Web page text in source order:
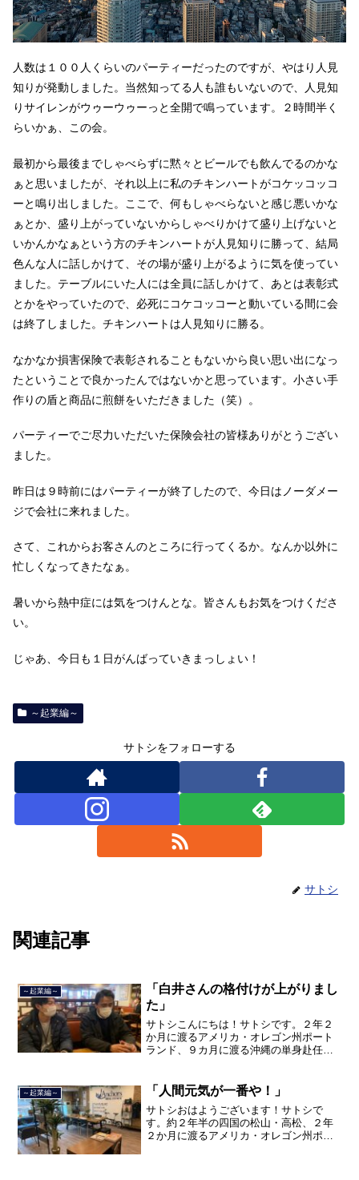
人数は１００人くらいのパーティーだったのですが、やはり人見
知りが発動しました。当然知ってる人も誰もいないので、人見知
りサイレンがウゥーウゥーっと全開で鳴っています。２時間半く
らいかぁ、この会。
最初から最後までしゃべらずに黙々とビールでも飲んでるのかな
ぁと思いましたが、それ以上に私のチキンハートがコケッコッコ
ーと鳴り出しました。ここで、何もしゃべらないと感じ悪いかな
ぁとか、盛り上がっていないからしゃべりかけて盛り上げないと
いかんかなぁという方のチキンハートが人見知りに勝って、結局
色んな人に話しかけて、その場が盛り上がるように気を使ってい
ました。テーブルにいた人には全員に話しかけて、あとは表彰式
とかをやっていたので、必死にコケコッコーと動いている間に会
は終了しました。チキンハートは人見知りに勝る。
なかなか損害保険で表彰されることもないから良い思い出になっ
たということで良かったんではないかと思っています。小さい手
作りの盾と商品に煎餅をいただきました（笑）。
パーティーでご尽力いただいた保険会社の皆様ありがとうござい
ました。
昨日は９時前にはパーティーが終了したので、今日はノーダメー
ジで会社に来れました。
さて、これからお客さんのところに行ってくるか。なんか以外に
忙しくなってきたなぁ。
暑いから熱中症には気をつけんとな。皆さんもお気をつけくださ
い。
じゃあ、今日も１日がんばっていきまっしょい！
～起業編～
サトシをフォローする
サトシ
関連記事
～起業編～
「白井さんの格付けが上がりまし
た」
サトシこんにちは！サトシです。２年２
か月に渡るアメリカ・オレゴン州ポート
ランド、９カ月に渡る沖縄の単身赴任の
ました。２０２１年３月９日より東京都
品川区南大井で不動産を主...
～起業編～ 「人間元気が一番や！」
サトシおはようございます！サトシで
す。約２年半の四国の松山・高松、２年
２か月に渡るアメリカ・オレゴン州ポー